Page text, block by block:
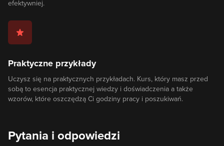
efektywniej.
Praktyczne przykłady
Uczysz się na praktycznych przykładach. Kurs, który masz przed
sobą to esencja praktycznej wiedzy i doświadczenia a także
wzorów, które oszczędzą Ci godziny pracy i poszukiwań.
Pytania i odpowiedzi